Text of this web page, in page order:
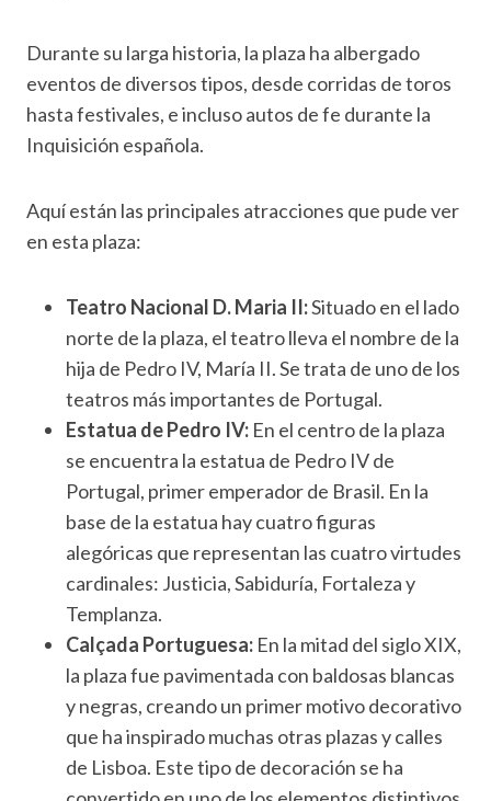
Durante su larga historia, la plaza ha albergado
eventos de diversos tipos, desde corridas de toros
hasta festivales, e incluso autos de fe durante la
Inquisición española.
Aquí están las principales atracciones que pude ver
en esta plaza:
Teatro Nacional D. Maria II:Situado en el lado
norte de la plaza, el teatro lleva el nombre de la
hija de Pedro IV, María II. Se trata de uno de los
teatros más importantes de Portugal.
Estatua de Pedro IV: En el centro de la plaza
se encuentra la estatua de Pedro IV de
Portugal, primer emperador de Brasil. En la
base de la estatua hay cuatro figuras
alegóricas que representan las cuatro virtudes
cardinales: Justicia, Sabiduría, Fortaleza y
Templanza.
Calçada Portuguesa: En la mitad del siglo XIX,
la plaza fue pavimentada con baldosas blancas
y negras, creando un primer motivo decorativo
que ha inspirado muchas otras plazas y calles
de Lisboa. Este tipo de decoración se ha